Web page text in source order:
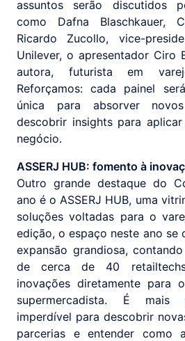
assuntos serão discutidos
como Dafna Blaschkauer,
Ricardo Zucollo, vice-
Unilever, o apresentador Ciro
autora, futurista em
Reforçamos: cada painel
única para absorver
descobrir insights para
negócio.
ASSERJ HUB: fomento à
Outro grande destaque do
ano é o ASSERJ HUB, uma
soluções voltadas para o
edição, o espaço neste ano se
expansão grandiosa,
de cerca de 40
inovações diretamente para
supermercadista. É mais
imperdível para descobrir
parcerias e entender como